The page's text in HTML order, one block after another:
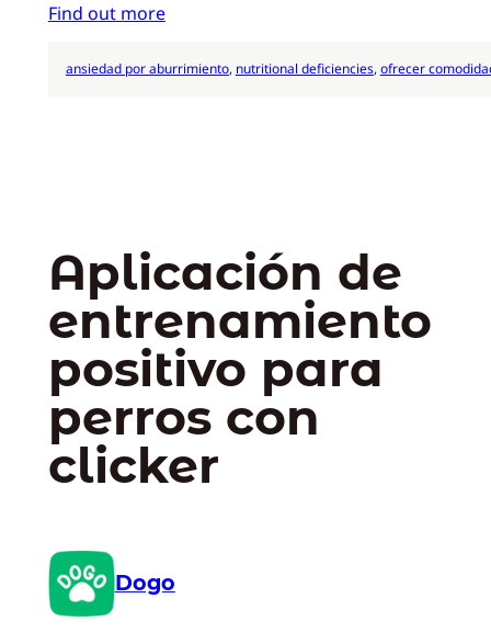
Find out more
ansiedad por aburrimiento, nutritional deficiencies, ofrecer
Aplicación de
entrenamiento
positivo para
perros con
clicker
Dogo